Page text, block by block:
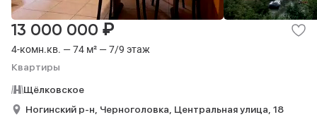
4-комн.кв. — 74 м² — 7/9 этаж
Квартиры
13 000 000 ₽
Щёлковское
Ногинский р-н, Черноголовка, Центральная улица, 18